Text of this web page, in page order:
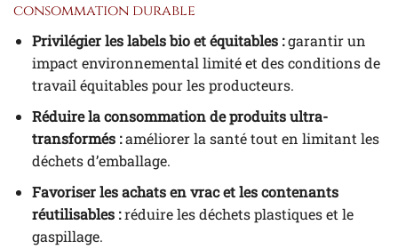
consommation durable
Privilégier les labels bio et équitables :garantir un
impact environnemental limité et des conditions de
travail équitables pour les producteurs.
Réduire la consommation de produits ultra-
transformés :améliorer la santé tout en limitant les
déchets d’emballage.
Favoriser les achats en vrac et les contenants
réutilisables :réduire les déchets plastiques et le
gaspillage.